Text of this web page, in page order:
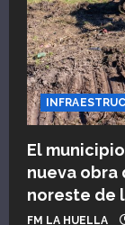
El
nueva obra
noreste de
FM LA HUELLA